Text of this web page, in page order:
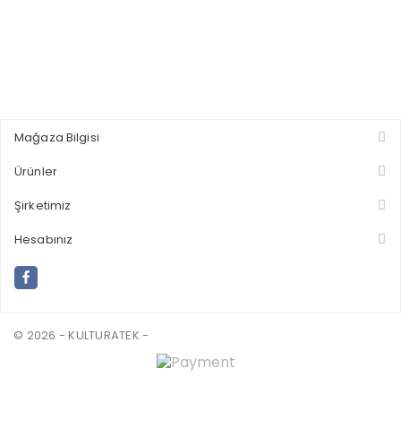
Mağaza Bilgisi
Ürünler
Şirketimiz
Hesabınız
© 2026 - KULTURATEK -